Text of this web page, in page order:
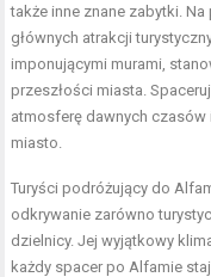
także inne znane zabytki. Na
głównych atrakcji
imponującymi murami,
przeszłości miasta.
atmosferę dawnych czasów
miasto.
Turyści podróżujący do
odkrywanie zarówno
dzielnicy. Jej wyjątkowy
każdy spacer po Alfamie